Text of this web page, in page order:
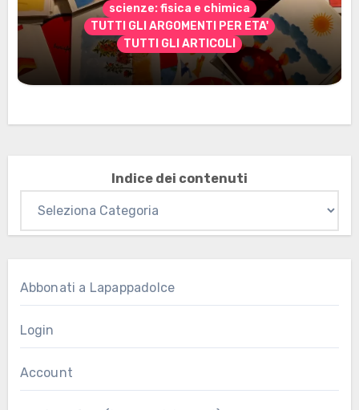
scienze: fisica e chimica
TUTTI GLI ARGOMENTI PER ETA'
TUTTI GLI ARTICOLI
Marzo 2026: nuovi materiali stampabili
per gli abbonati
Indice dei contenuti
Abbonati a Lapappadolce
Login
Account